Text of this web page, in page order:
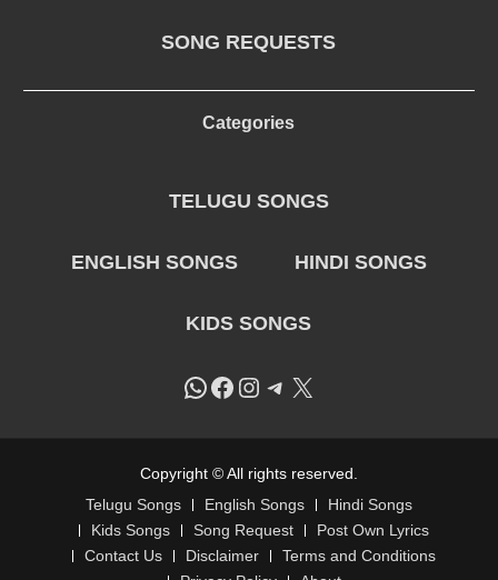
SONG REQUESTS
Categories
TELUGU SONGS
ENGLISH SONGS HINDI SONGS
KIDS SONGS
WhatsApp
Facebook
Instagram
Telegram
X
Copyright © All rights reserved.
Telugu Songs
English Songs
Hindi Songs
Kids Songs
Song Request
Post Own Lyrics
Contact Us
Disclaimer
Terms and Conditions